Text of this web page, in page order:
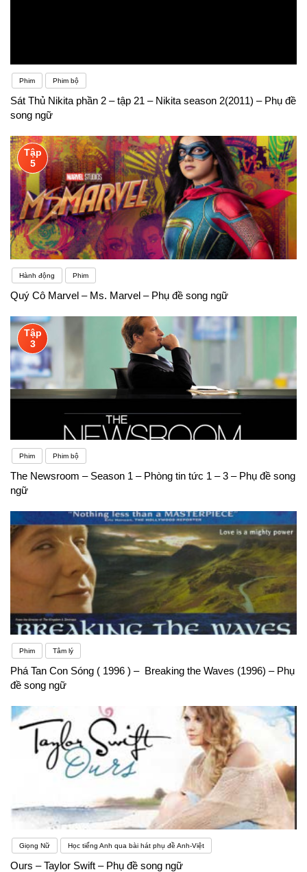
Phim Phim bộ
Sát Thủ Nikita phần 2 – tập 21 – Nikita season 2(2011) – Phụ đề
song ngữ
Tập
5
Hành động Phim
Quý Cô Marvel – Ms. Marvel – Phụ đề song ngữ
Tập
3
Phim Phim bộ
The Newsroom – Season 1 – Phòng tin tức 1 – 3 – Phụ đề song
ngữ
Phim Tâm lý
Phá Tan Con Sóng ( 1996 ) – Breaking the Waves (1996) – Phụ
đề song ngữ
Giọng Nữ Học tiếng Anh qua bài hát phụ đề Anh-Việt
Ours – Taylor Swift – Phụ đề song ngữ